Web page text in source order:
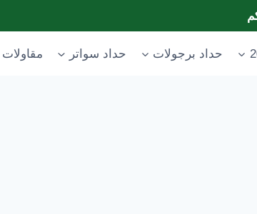
حداد برجولات حداد سواتر